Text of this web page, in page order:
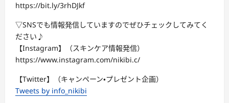
https://bit.ly/3rhDJkf
▽SNSでも情報発信していますのでぜひチェックしてみてく
ださい♪
【Instagram】（スキンケア情報発信）
https://www.instagram.com/nikibi.c/
【Twitter】（キャンペーン・プレゼント企画）
Tweets by info_nikibi